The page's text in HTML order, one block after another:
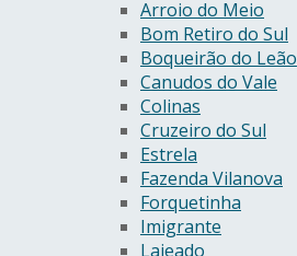
Arroio do Meio
Bom Retiro do Sul
Boqueirão do Leão
Canudos do Vale
Colinas
Cruzeiro do Sul
Estrela
Fazenda Vilanova
Forquetinha
Imigrante
Lajeado